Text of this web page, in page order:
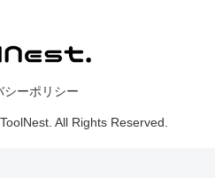
シーポリシー
All Rights Reserved.